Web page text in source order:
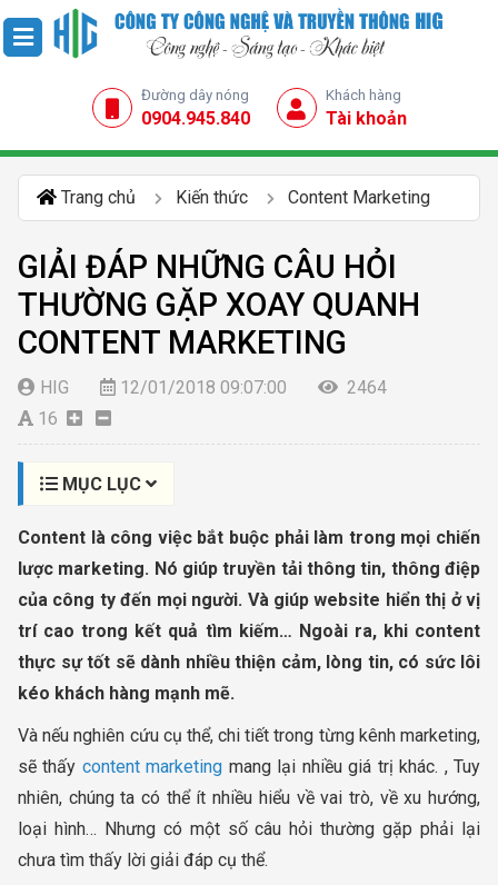
Đường dây nóng
0904.945.840
Khách hàng
Tài khoản
Trang chủ Kiến thức Content Marketing
GIẢI ĐÁP NHỮNG CÂU HỎI
THƯỜNG GẶP XOAY QUANH
CONTENT MARKETING
HIG 12/01/2018 09:07:00
2464
16
MỤC LỤC
Content là công việc bắt buộc phải làm trong mọi chiến
lược marketing. Nó giúp truyền tải thông tin, thông điệp
của công ty đến mọi người. Và giúp website hiển thị ở vị
trí cao trong kết quả tìm kiếm… Ngoài ra, khi content
thực sự tốt sẽ dành nhiều thiện cảm, lòng tin, có sức lôi
kéo khách hàng mạnh mẽ.
Và nếu nghiên cứu cụ thể, chi tiết trong từng kênh marketing,
sẽ thấy content marketing mang lại nhiều giá trị khác. , Tuy
nhiên, chúng ta có thể ít nhiều hiểu về vai trò, về xu hướng,
loại hình… Nhưng có một số câu hỏi thường gặp phải lại
chưa tìm thấy lời giải đáp cụ thể.